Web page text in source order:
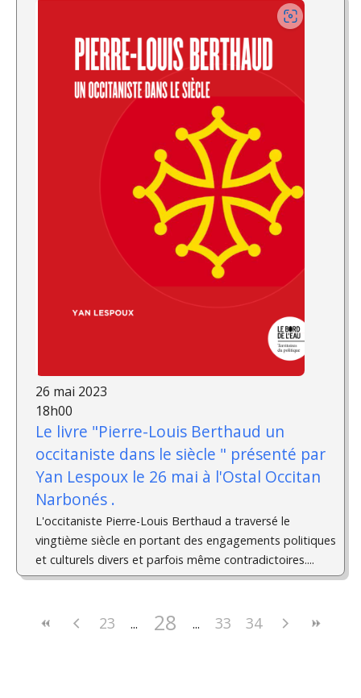
26 mai 2023
18h00
Le livre "Pierre-Louis Berthaud un
occitaniste dans le siècle " présenté par
Yan Lespoux le 26 mai à l'Ostal Occitan
Narbonés .
L'occitaniste Pierre-Louis Berthaud a traversé le
vingtième siècle en portant des engagements politiques
et culturels divers et parfois même contradictoires....
23 28 33 34